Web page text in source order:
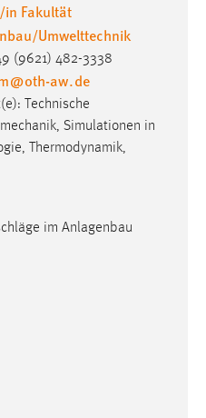
Fakultät
Umwelttechnik
(9621) 482-3338
@oth-aw.de
Technische
Simulationen in
Thermodynamik,
im Anlagenbau
von Drittanbietern
über Websites